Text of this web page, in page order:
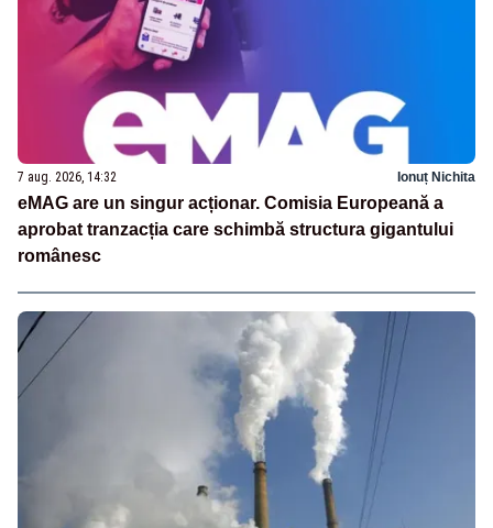
7 aug. 2026, 14:32 Ionuț Nichita
eMAG are un singur acționar. Comisia Europeană a
aprobat tranzacția care schimbă structura gigantului
românesc